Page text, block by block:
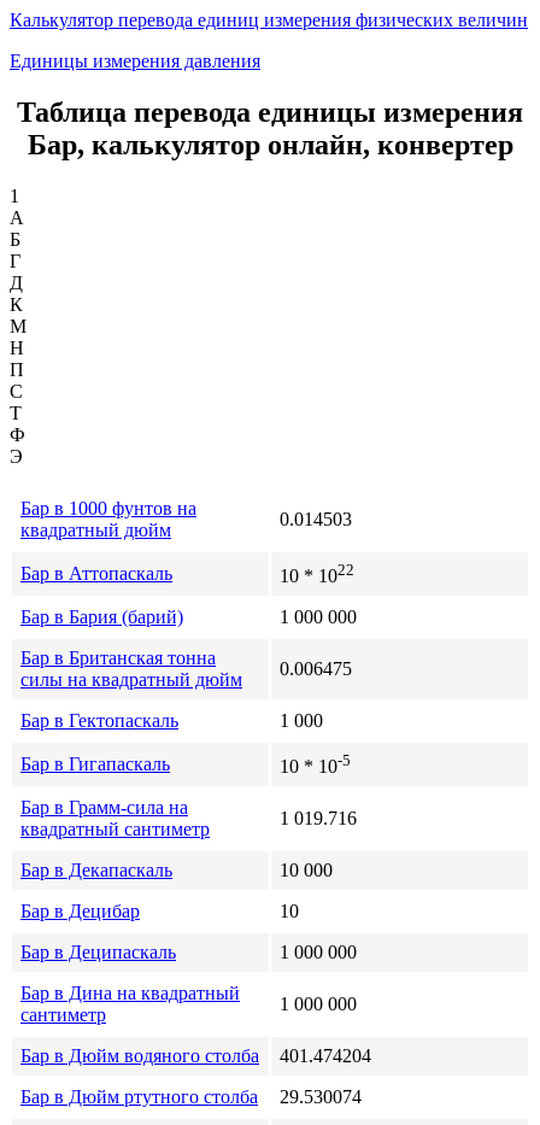
Калькулятор перевода единиц измерения физических величин
Единицы измерения давления
Таблица перевода единицы измерения
Бар, калькулятор онлайн, конвертер
1
А
Б
Г
Д
К
М
Н
П
С
Т
Ф
Э
Бар в 1000 фунтов на
квадратный дюйм
0.014503
Бар в Аттопаскаль 10 * 1022
Бар в Бария (барий)
1 000 000
Бар в Британская тонна
силы на квадратный дюйм
0.006475
Бар в Гектопаскаль 1 000
Бар в Гигапаскаль 10 * 10-5
Бар в Грамм-сила на
квадратный сантиметр
1 019.716
Бар в Декапаскаль
10 000
Бар в Децибар
10
Бар в Деципаскаль
1 000 000
Бар в Дина на квадратный
сантиметр
1 000 000
Бар в Дюйм водяного столба
401.474204
Бар в Дюйм ртутного столба
29.530074